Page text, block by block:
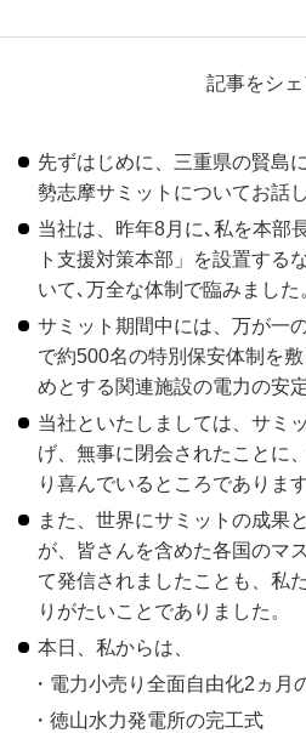
記事をシ
先ずはじめに、三重県の賢島
勢志摩サミットについてお話
当社は、昨年8月に､私を本部
ト支援対策本部」を設置する
いて､万全な体制で臨みました
サミット期間中には、万が一
で約500名の特別保安体制を
めとする関連施設の電力の安
当社といたしましては、サミ
げ、無事に閉会されたことに
り喜んでいるところであります
また、世界にサミットの成果
が、皆さんを含めた各国のマ
て発信されましたことも、私
りがたいことでありました。
本日、私からは、
電力小売り全面自由化2ヵ月
徳山水力発電所の完工式